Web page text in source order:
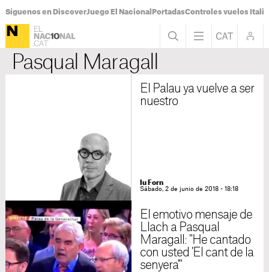
Síguenos en DiscoverJuego El Nacional PortadasControles vuelos Italia
Pasqual Maragall
El Palau ya vuelve a ser
nuestro
Iu Forn
Sábado, 2 de junio de 2018 - 18:18
El emotivo mensaje de
Llach a Pasqual
Maragall: "He cantado
con usted 'El cant de la
senyera'"